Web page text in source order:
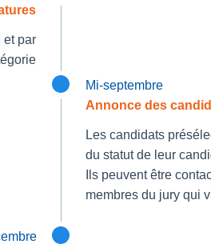
et par
Mi-septembre
Annonce des
Les candidats
du statut de leur
Ils peuvent être
membres du jury qui